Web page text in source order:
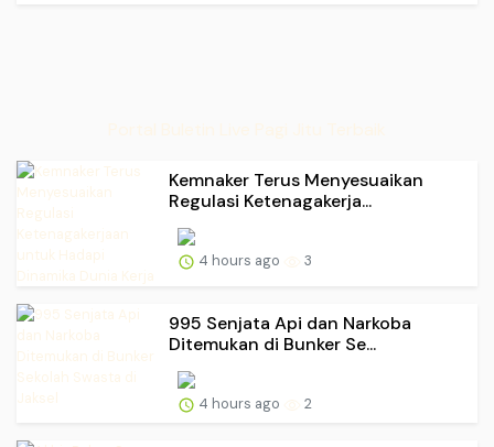
Kemnaker Terus Menyesuaikan
Regulasi Ketenagakerja...
4 hours ago 3
995 Senjata Api dan Narkoba
Ditemukan di Bunker Se...
4 hours ago 2